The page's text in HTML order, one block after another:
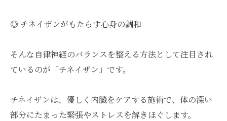
◎ チネイザンがもたらす心身の調和
そんな自律神経のバランスを整える方法として注目され
ているのが「チネイザン」です。
チネイザンは、優しく内臓をケアする施術で、体の深い
部分にたまった緊張やストレスを解きほぐします。